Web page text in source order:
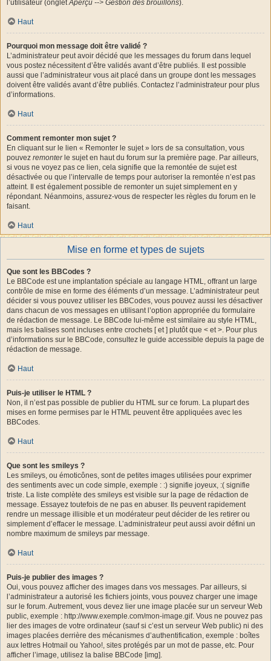
l’utilisateur (ongletAperçu --> Gestion des brouillons).
Haut
Pourquoi mon message doit être validé ?
L’administrateur peut avoir décidé que les messages du forum dans lequel
vous postez nécessitent d’être validés avant d’être publiés. Il est possible
aussi que l’administrateur vous ait placé dans un groupe dont les messages
doivent être validés avant d’être publiés. Contactez l’administrateur pour plus
d’informations.
Haut
Comment remonter mon sujet ?
En cliquant sur le lien « Remonter le sujet » lors de sa consultation, vous
pouvez remonterle sujet en haut du forum sur la première page. Par ailleurs,
si vous ne voyez pas ce lien, cela signifie que la remontée de sujet est
désactivée ou que l’intervalle de temps pour autoriser la remontée n’est pas
atteint. Il est également possible de remonter un sujet simplement en y
répondant. Néanmoins, assurez-vous de respecter les règles du forum en le
faisant.
Haut
Mise en forme et types de sujets
Que sont les BBCodes ?
Le BBCode est une implantation spéciale au langage HTML, offrant un large
contrôle de mise en forme des éléments d’un message. L’administrateur peut
décider si vous pouvez utiliser les BBCodes, vous pouvez aussi les désactiver
dans chacun de vos messages en utilisant l’option appropriée du formulaire
de rédaction de message. Le BBCode lui-même est similaire au style HTML,
mais les balises sont incluses entre crochets [ et ] plutôt que < et >. Pour plus
d’informations sur le BBCode, consultez le guide accessible depuis la page de
rédaction de message.
Haut
Puis-je utiliser le HTML ?
Non, il n’est pas possible de publier du HTML sur ce forum. La plupart des
mises en forme permises par le HTML peuvent être appliquées avec les
BBCodes.
Haut
Que sont les smileys ?
Les smileys, ou émoticônes, sont de petites images utilisées pour exprimer
des sentiments avec un code simple, exemple : :) signifie joyeux, :( signifie
triste. La liste complète des smileys est visible sur la page de rédaction de
message. Essayez toutefois de ne pas en abuser. Ils peuvent rapidement
rendre un message illisible et un modérateur peut décider de les retirer ou
simplement d’effacer le message. L’administrateur peut aussi avoir défini un
nombre maximum de smileys par message.
Haut
Puis-je publier des images ?
Oui, vous pouvez afficher des images dans vos messages. Par ailleurs, si
l’administrateur a autorisé les fichiers joints, vous pouvez charger une image
sur le forum. Autrement, vous devez lier une image placée sur un serveur Web
public, exemple : http://www.exemple.com/mon-image.gif. Vous ne pouvez pas
lier des images de votre ordinateur (sauf si c’est un serveur Web public) ni des
images placées derrière des mécanismes d’authentification, exemple : boîtes
aux lettres Hotmail ou Yahoo!, sites protégés par un mot de passe, etc. Pour
afficher l’image, utilisez la balise BBCode [img].